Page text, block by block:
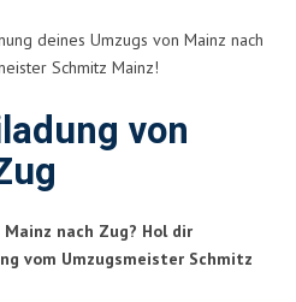
deines Umzugs von Mainz nach
Schmitz Mainz!
von
nach Zug? Hol dir
vom Umzugsmeister Schmitz